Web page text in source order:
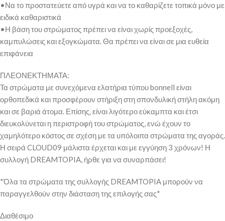
•Να το προστατεύετε από υγρά και να το καθαρίζετε τοπικά μόνο με
ειδικά καθαριστικά
•Η βάση του στρώματος πρέπει να είναι χωρίς προεξοχές,
καμπυλώσεις και εξογκώματα. Θα πρέπει να είναι σε μια ευθεία
επιφάνεια
ΠΛΕΟΝΕΚΤΗΜΑΤΑ:
Τα στρώματα με συνεχόμενα ελατήρια τύπου bonnell είναι
ορθοπεδικά και προσφέρουν στήριξη στη σπονδυλική στήλη ακόμη
και σε βαριά άτομα. Επίσης, είναι λιγότερο εύκαμπτα και έτσι
διευκολύνεται η περιστροφή του στρώματος, ενώ έχουν το
χαμηλότερο κόστος σε σχέση με τα υπόλοιπα στρώματα της αγοράς.
Η σειρά CLOUD09 μάλιστα έρχεται και με εγγύηση 3 χρόνων! Η
συλλογή DREAMTOPIA, ήρθε για να συναρπάσει!
*Όλα τα στρώματα της συλλογής DREAMTOPIA μπορούν να
παραγγελθούν στην διάσταση της επιλογής σας*
Διαθέσιμο